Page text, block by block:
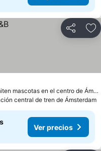
Compartir
Alojamientos que admiten mascotas en el centro de Ámsterdam
central de tren de Ámsterdam
Ver precios